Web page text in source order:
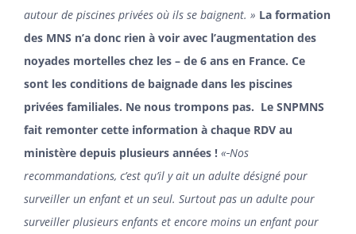
autour de piscines privées où ils se baignent. » La formation
des MNS n’a donc rien à voir avec l’augmentation des
noyades mortelles chez les – de 6 ans en France. Ce
sont les conditions de baignade dans les piscines
privées familiales. Ne nous trompons pas. Le SNPMNS
fait remonter cette information à chaque RDV au
ministère depuis plusieurs années ! « Nos
recommandations, c’est qu’il y ait un adulte désigné pour
surveiller un enfant et un seul. Surtout pas un adulte pour
surveiller plusieurs enfants et encore moins un enfant pour